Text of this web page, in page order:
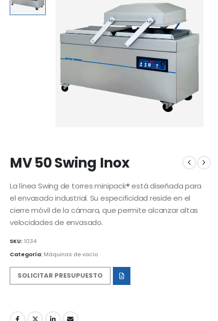
MV 50 Swing Inox
La línea Swing de torres minipack® está diseñada para
el envasado industrial. Su especificidad reside en el
cierre móvil de la cámara, que permite alcanzar altas
velocidades de envasado.
SKU: 1034
Categoría: Máquinas de vacío
SOLICITAR PRESUPUESTO